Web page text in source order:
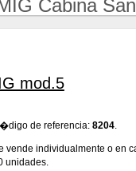
Cabina
mod.5
de referencia: 8204.
vende individualmente o en
unidades.